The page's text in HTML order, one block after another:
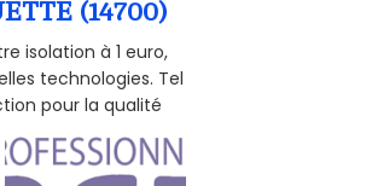
(14700)
isolation à 1 euro,
technologies. Tel
pour la qualité